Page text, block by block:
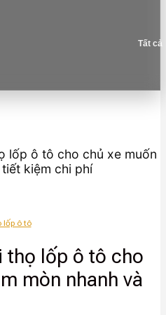
Tất cả
lốp ô tô cho chủ xe muốn
kiệm chi phí
lốp ô tô
thọ lốp ô tô cho
mòn nhanh và